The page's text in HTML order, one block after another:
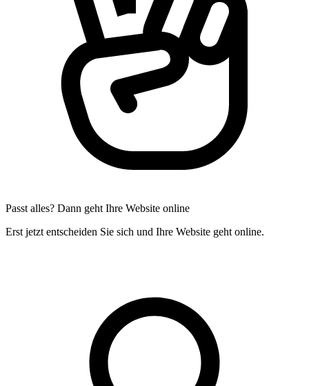
Passt alles? Dann geht Ihre Website online
Erst jetzt entscheiden Sie sich und Ihre Website geht online.